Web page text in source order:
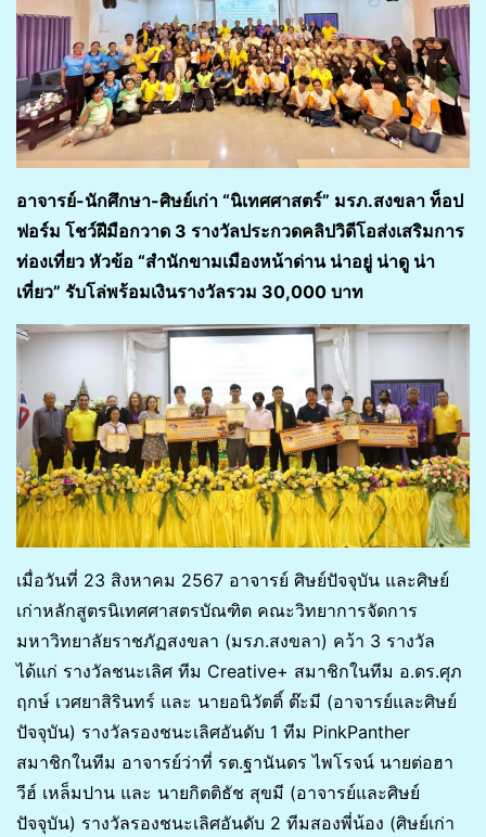
อาจารย์-นักศึกษา-ศิษย์เก่า “นิเทศศาสตร์” มรภ.สงขลา ท็อป
ฟอร์ม โชว์ฝีมือกวาด 3 รางวัลประกวดคลิปวิดีโอส่งเสริมการ
ท่องเที่ยว หัวข้อ “สำนักขามเมืองหน้าด่าน น่าอยู่ น่าดู น่า
เที่ยว” รับโล่พร้อมเงินรางวัลรวม 30,000 บาท
เมื่อวันที่ 23 สิงหาคม 2567 อาจารย์ ศิษย์ปัจจุบัน และศิษย์
เก่าหลักสูตรนิเทศศาสตรบัณฑิต คณะวิทยาการจัดการ
มหาวิทยาลัยราชภัฏสงขลา (มรภ.สงขลา) คว้า 3 รางวัล
ได้แก่ รางวัลชนะเลิศ ทีม Creative+ สมาชิกในทีม อ.ดร.ศุภ
ฤกษ์ เวศยาสิรินทร์ และ นายอนิวัตติ์ ต๊ะมี (อาจารย์และศิษย์
ปัจจุบัน) รางวัลรองชนะเลิศอันดับ 1 ทีม PinkPanther
สมาชิกในทีม อาจารย์ว่าที่ รต.ฐานันดร ไพโรจน์ นายต่อฮา
วีฮ์ เหล็มปาน และ นายกิตติธัช สุขมี (อาจารย์และศิษย์
ปัจจุบัน) รางวัลรองชนะเลิศอันดับ 2 ทีมสองพี่น้อง (ศิษย์เก่า